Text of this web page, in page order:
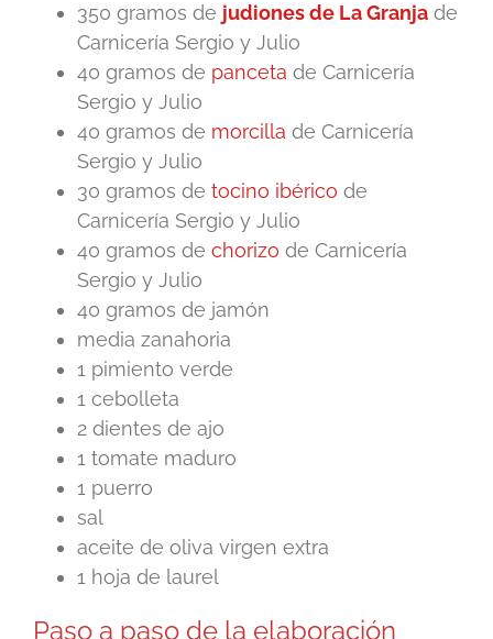
350 gramos de judiones de La Granja de
Carnicería Sergio y Julio
40 gramos de panceta de Carnicería
Sergio y Julio
40 gramos de morcilla de Carnicería
Sergio y Julio
30 gramos de tocino ibérico de
Carnicería Sergio y Julio
40 gramos de chorizo de Carnicería
Sergio y Julio
40 gramos de jamón
media zanahoria
1 pimiento verde
1 cebolleta
2 dientes de ajo
1 tomate maduro
1 puerro
sal
aceite de oliva virgen extra
1 hoja de laurel
Paso a paso de la elaboración